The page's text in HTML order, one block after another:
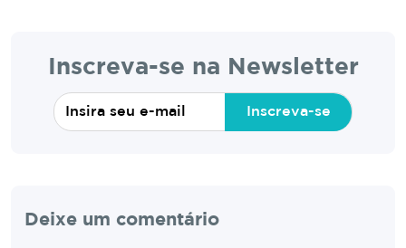
Inscreva-se na Newsletter
Inscreva-se
Deixe um comentário